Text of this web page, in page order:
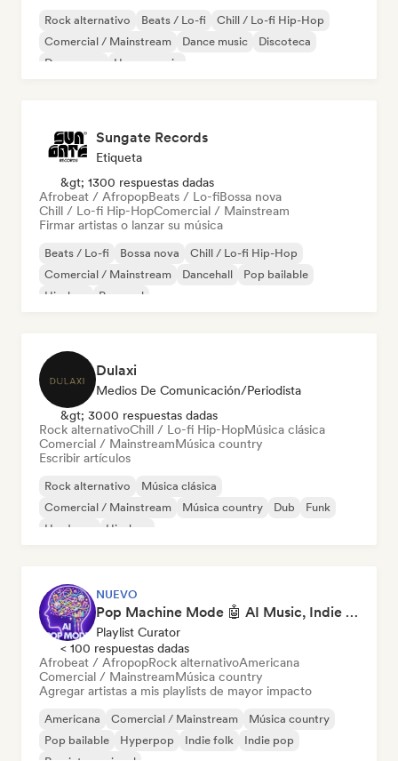
Rock alternativo Beats / Lo-fi
Chill / Lo-fi Hip-Hop
Comercial / Mainstream
Dance music
Discoteca
Dream pop
House music
Sungate Records
Etiqueta
&gt; 1300 respuestas dadas
Afrobeat / AfropopBeats / Lo-fiBossa nova
Chill / Lo-fi Hip-HopComercial / Mainstream
Firmar artistas o lanzar su música
Beats / Lo-fi Bossa nova
Chill / Lo-fi Hip-Hop
Comercial / Mainstream
Dancehall
Pop bailable
Hip-hop
Pop soul
Dulaxi
Medios De Comunicación/Periodista
&gt; 3000 respuestas dadas
Rock alternativoChill / Lo-fi Hip-HopMúsica clásica
Comercial / MainstreamMúsica country
Escribir artículos
Rock alternativo
Música clásica
Comercial / Mainstream
Música country Dub
Funk
Hardcore
Hip-hop
NUEVO
Pop Machine Mode 🤖 AI Music, Indie Pop & Dream Pop
Playlist Curator
< 100 respuestas dadas
Afrobeat / AfropopRock alternativoAmericana
Comercial / MainstreamMúsica country
Agregar artistas a mis playlists de mayor impacto
Americana Comercial / Mainstream
Música country
Pop bailable
Hyperpop Indie folk
Indie pop